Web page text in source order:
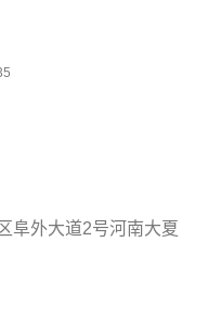
阜外大道2号河南大夏